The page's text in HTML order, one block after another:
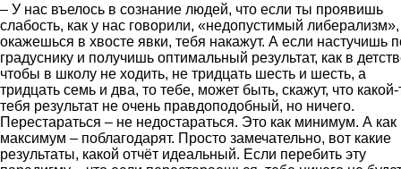
– У нас въелось в сознание людей, что если ты проявишь
слабость, как у нас говорили, «недопустимый либерализм»,
окажешься в хвосте явки, тебя накажут. А если настучишь
градуснику и получишь оптимальный результат, как в
чтобы в школу не ходить, не тридцать шесть и шесть, а
тридцать семь и два, то тебе, может быть, скажут, что какой-
тебя результат не очень правдоподобный, но ничего.
Перестараться – не недостараться. Это как минимум. А как
максимум – поблагодарят. Просто замечательно, вот какие
результаты, какой отчёт идеальный. Если перебить эту